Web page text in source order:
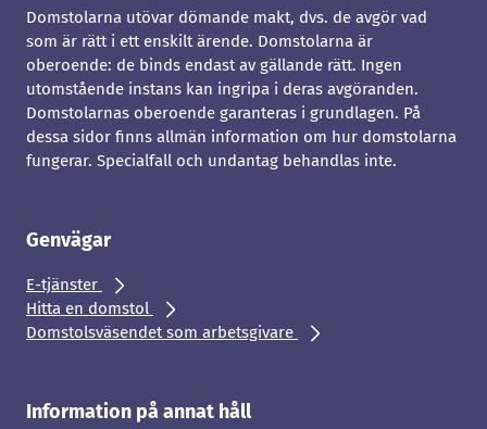
Domstolarna utövar dömande makt, dvs. de avgör vad
som är rätt i ett enskilt ärende. Domstolarna är
oberoende: de binds endast av gällande rätt. Ingen
utomstående instans kan ingripa i deras avgöranden.
Domstolarnas oberoende garanteras i grundlagen. På
dessa sidor finns allmän information om hur domstolarna
fungerar. Specialfall och undantag behandlas inte.
Genvägar
E-tjänster
Hitta en domstol
Domstolsväsendet som arbetsgivare
Information på annat håll